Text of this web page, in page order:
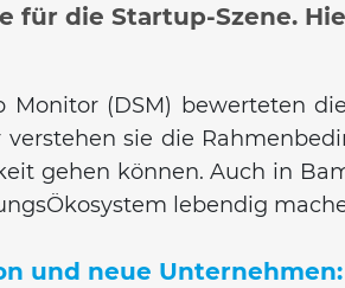
für die Startup-Szene.
(DSM) bewerteten
sie die
gehen können. Auch in
lebendig
und neue Unternehmen: